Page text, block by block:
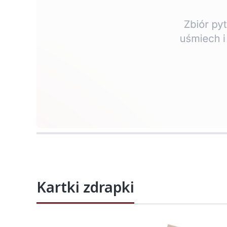
Naciśnij Enter lub spację, aby otworzyć
Kartki zdrapki